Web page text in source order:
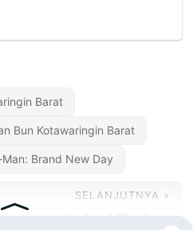
Barat
Bun Kotawaringin Barat
Brand New Day
SELANJUTNYA »